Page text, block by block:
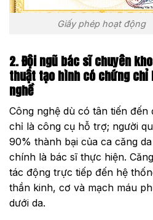
Giấy phép hoạt động
2. Đội ngũ bác sĩ chuyên
thuật tạo hình có chứng chỉ
nghề
Công nghệ dù có tân tiến đến
chỉ là công cụ hỗ trợ; người
90% thành bại của ca căng
chính là bác sĩ thực hiện.
tác động trực tiếp đến hệ
thần kinh, cơ và mạch máu
dưới da.